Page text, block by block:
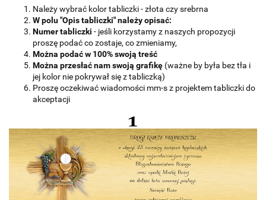
Należy wybrać kolor tabliczki - złota czy srebrna
W polu "Opis tabliczki" należy opisać:
Numer tabliczki - jeśli korzystamy z naszych propozycji
proszę podać co zostaje, co zmieniamy,
Można podać w 100% swoją treść
Można przesłać nam swoją grafikę (ważne by była bez tła i
jej kolor nie pokrywał się z tabliczką)
Proszę oczekiwać wiadomości mm-s z projektem tabliczki do
akceptacji